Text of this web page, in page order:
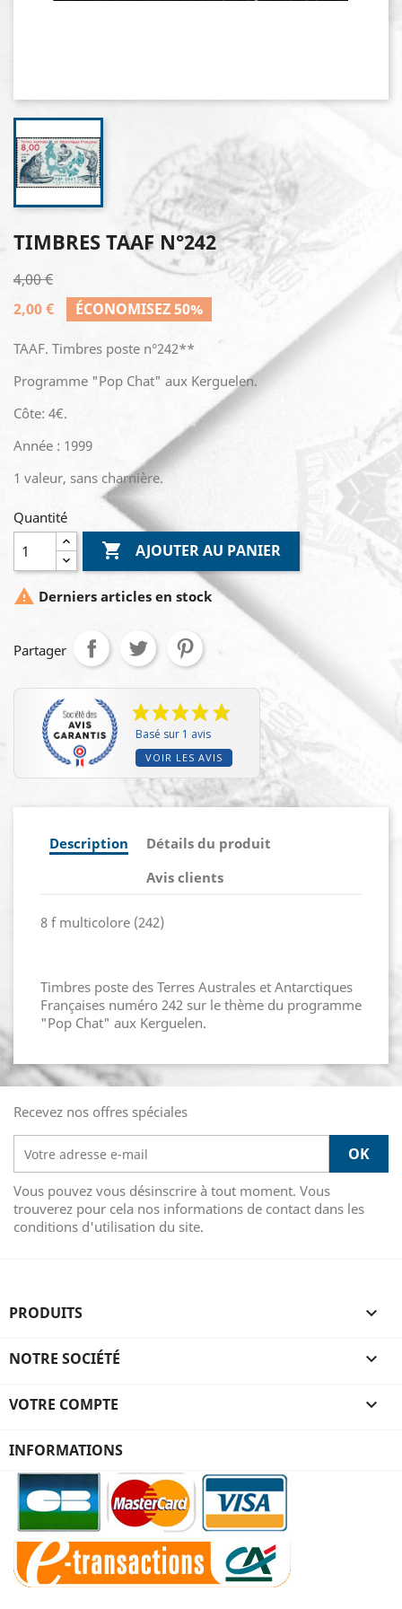
TIMBRES TAAF N°242
4,00 €
2,00 €
ÉCONOMISEZ 50%
TAAF. Timbres poste n°242**
Programme "Pop Chat" aux Kerguelen.
Côte: 4€.
Année : 1999
1 valeur, sans charnière.
Quantité
 AJOUTER AU PANIER
 Derniers articles en stock
Partager
Basé sur 1 avis
VOIR LES AVIS
Description
Détails du produit
Avis clients
8 f multicolore (242)
Timbres poste des Terres Australes et Antarctiques
Françaises numéro 242 sur le thème du programme
"Pop Chat" aux Kerguelen.
Recevez nos offres spéciales
Vous pouvez vous désinscrire à tout moment. Vous
trouverez pour cela nos informations de contact dans les
conditions d'utilisation du site.
PRODUITS 
NOTRE SOCIÉTÉ 
VOTRE COMPTE 
INFORMATIONS